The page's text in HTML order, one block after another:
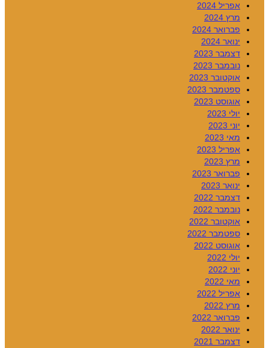
אפריל 2024
מרץ 2024
פברואר 2024
ינואר 2024
דצמבר 2023
נובמבר 2023
אוקטובר 2023
ספטמבר 2023
אוגוסט 2023
יולי 2023
יוני 2023
מאי 2023
אפריל 2023
מרץ 2023
פברואר 2023
ינואר 2023
דצמבר 2022
נובמבר 2022
אוקטובר 2022
ספטמבר 2022
אוגוסט 2022
יולי 2022
יוני 2022
מאי 2022
אפריל 2022
מרץ 2022
פברואר 2022
ינואר 2022
דצמבר 2021